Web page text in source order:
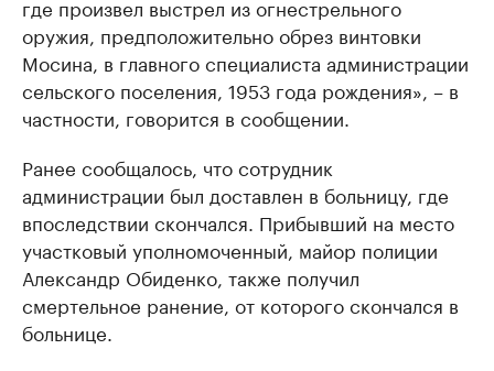
где произвел выстрел из огне­стрель­ного
оружия, предположительно обрез винтовки
Мосина, в главного специалиста администрации
сельского поселения, 1953 года рождения», – в
частности, говорится в сообщении.
Ранее сообщалось, что сотрудник
администрации был доставлен в больницу, где
впоследствии скончался. Прибывший на место
участковый уполномоченный, майор полиции
Александр Обиденко, также получил
смертельное ранение, от которого скончался в
больнице.